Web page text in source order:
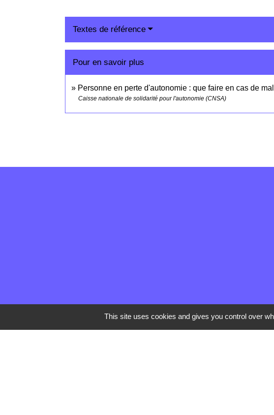
Textes de référence
Pour en savoir plus
Personne en perte d'autonomie : que faire en cas de
Caisse nationale de solidarité pour l'autonomie (CNSA)
This site uses cookies and gives you control over